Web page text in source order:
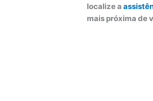
localize a
mais próxima de